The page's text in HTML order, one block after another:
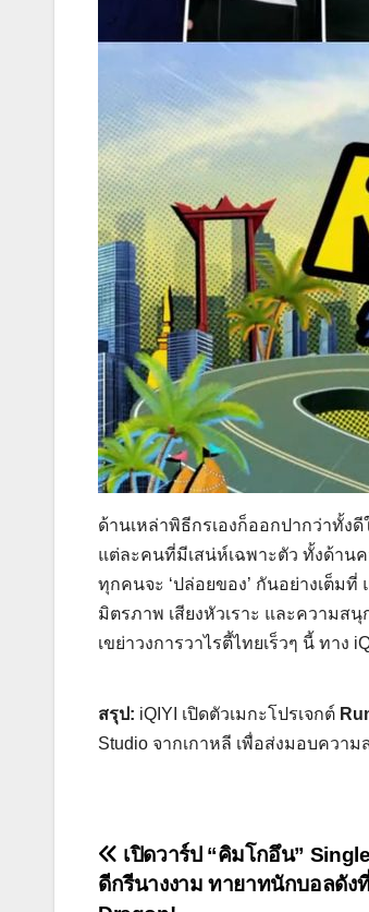
ด้านเหล่าพิธีกรเองก็ออกปากว่าทั้ง
แต่ละคนที่มีเสน่ห์เฉพาะตัว ทั้งด้าน
ทุกคนจะ ‘ปล่อยของ’ กันอย่างเต็มที่
มิตรภาพ เสียงหัวเราะ และความส
เขย่าวงการวาไรตี้ไทยเร็วๆ นี้ ทาง
สรุป: iQIYI เปิดตัวเมกะโปรเจกต์
Studio จากเกาหลี เพื่อส่งมอบควา
แนะแนว
เปิดวาร์ป “คิมโกอึน”
ดีกรีนางงาม ทายาทนักบอลดัง